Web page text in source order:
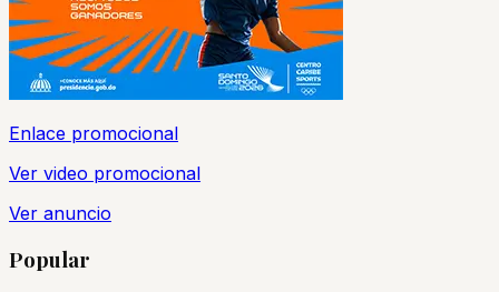
Enlace promocional
Ver video promocional
Ver anuncio
Popular